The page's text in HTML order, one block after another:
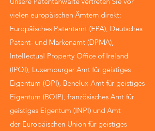
vielen europäischen Ämtern direkt:
Europäisches Patentamt (EPA), Deutsches
Patent- und Markenamt (DPMA),
Intellectual Property Office of Ireland
(IPOI), Luxemburger Amt für geistiges
Eigentum (OPI), Benelux-Amt für geistiges
Eigentum (BOIP), französisches Amt für
geistiges Eigentum (INPI) und Amt
der Europäischen Union für geistiges